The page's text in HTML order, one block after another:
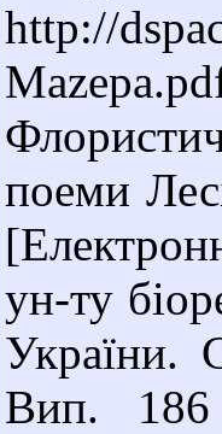
http://
поеми
ун-ту
України.
Вип.